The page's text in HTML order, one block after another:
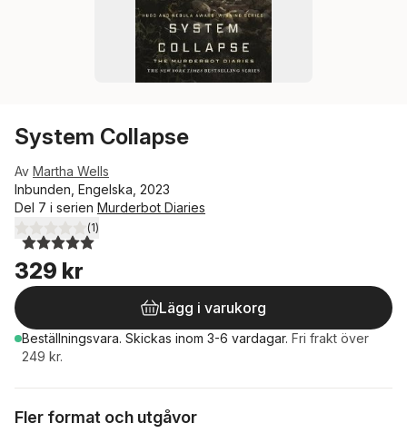
System Collapse
Av Martha Wells
Inbunden, Engelska, 2023
Del 7 i serien Murderbot Diaries
5,0utav 5 stjärnor. Totalt antal röster:
(1)
329 kr
Lägg i varukorg
Beställningsvara. Skickas inom 3-6 vardagar. Fri frakt över
249 kr.
Fler format och utgåvor